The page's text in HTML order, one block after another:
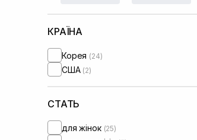
КРАЇНА
Корея (24)
США (2)
СТАТЬ
для жінок (25)